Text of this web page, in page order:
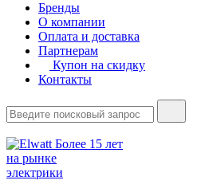
Бренды
О компании
Оплата и доставка
Партнерам
Купон на скидку
Контакты
Более 15 лет
на рынке
электрики